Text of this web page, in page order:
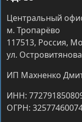
Центральный
м. Тропарёво
117513, Россия,
ул.
ИП Махненко
ИНН:
ОГРН: